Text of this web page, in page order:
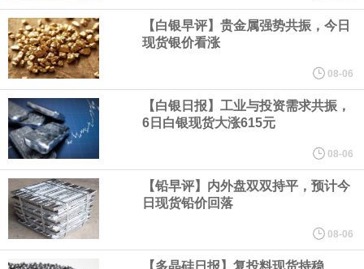
全球科技股波动性的加剧。 日本市场中，软银股价收盘下跌4.4%，
芯片设备制造商东京电子股价下跌近6%，日本存储芯片制造商铠侠
股价下跌超过10%。
WPP股价料创1992年以来最大单日涨幅，上涨25%至11个月高位。
谷歌规划的印度数据中心枢纽建设工作正在如火如荼推进，项目所
在地上方的山坡已经被开挖，露出赤红土层，并修出层层台地。但
【白银早评】贵金属强势共振，今日
现货银价看涨
08-06
【白银日报】工业与投资需求共振，
6日白银现货大涨615元
08-06
【铅早评】内外盘双双持平，预计今
日现货铅价回落
08-06
【多晶硅日报】复投料现货持稳